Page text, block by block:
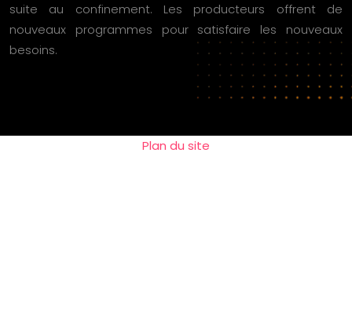
suite au confinement. Les producteurs offrent de
nouveaux programmes pour satisfaire les nouveaux
besoins.
Plan du site